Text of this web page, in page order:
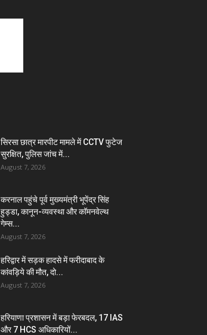
सिरसा छात्र मारपीट मामले में CCTV फुटेज
सुरक्षित, पुलिस जांच में...
August 7, 2026
करनाल पहुंचे पूर्व मुख्यमंत्री भूपेंद्र सिंह
हुड्डा, कानून-व्यवस्था और कॉमनवेल्थ
गेम्स...
August 7, 2026
हरिद्वार में सड़क हादसे में फरीदाबाद के
कांवड़िये की मौत, दो...
August 7, 2026
हरियाणा प्रशासन में बड़ा फेरबदल, 17 IAS
और 7 HCS अधिकारियों...